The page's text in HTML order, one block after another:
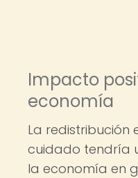
Impacto
economía
La
cuidado tendría
la economía en